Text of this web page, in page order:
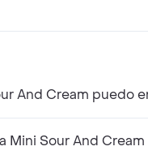
And Cream puedo
Sour And